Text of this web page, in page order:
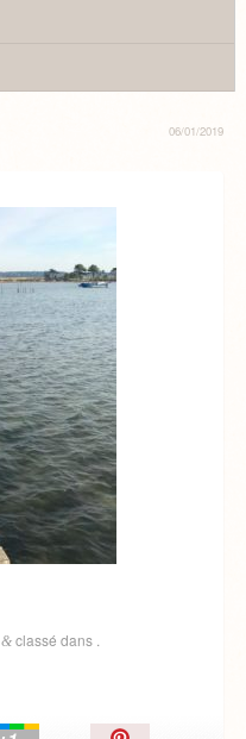
06/01/2019
&classé dans .
Épingler!